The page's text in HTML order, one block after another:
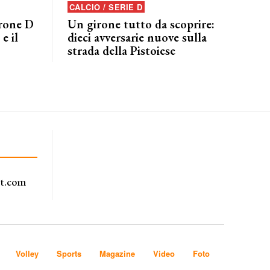
D
e il
CALCIO / SERIE D
Un girone tutto da scoprire:
dieci avversarie nuove sulla
strada della Pistoiese
Volley Sports Magazine Video Foto